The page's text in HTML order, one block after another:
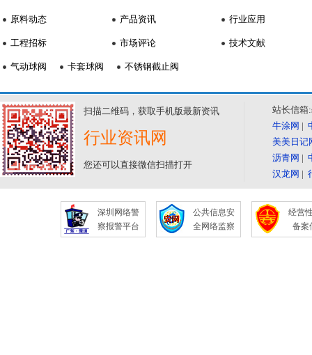
原料动态
工程招标
产品资讯
市场评论
行业应用
技术文献
气动球阀 卡套球阀 不锈钢截止阀
扫描二维码，获取手机版最新资讯
行业资讯网
您还可以直接微信扫描打开
站长信箱
牛涂网 |
美美日记
沥青网 |
汉龙网 |
深圳网络警
察报警平台
公共信息安
全网络监察
经营
备案